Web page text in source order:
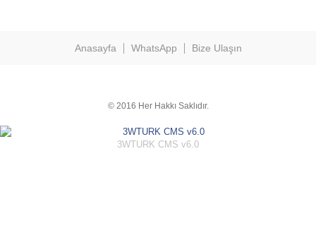
Anasayfa WhatsApp Bize Ulaşın
© 2016 Her Hakkı Saklıdır.
3WTURK CMS v6.0